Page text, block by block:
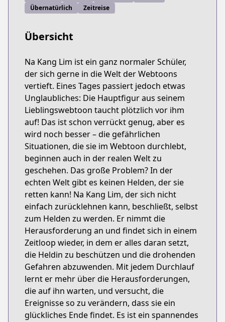
Übernatürlich
Zeitreise
Übersicht
Na Kang Lim ist ein ganz normaler Schüler,
der sich gerne in die Welt der Webtoons
vertieft. Eines Tages passiert jedoch etwas
Unglaubliches: Die Hauptfigur aus seinem
Lieblingswebtoon taucht plötzlich vor ihm
auf! Das ist schon verrückt genug, aber es
wird noch besser – die gefährlichen
Situationen, die sie im Webtoon durchlebt,
beginnen auch in der realen Welt zu
geschehen. Das große Problem? In der
echten Welt gibt es keinen Helden, der sie
retten kann! Na Kang Lim, der sich nicht
einfach zurücklehnen kann, beschließt, selbst
zum Helden zu werden. Er nimmt die
Herausforderung an und findet sich in einem
Zeitloop wieder, in dem er alles daran setzt,
die Heldin zu beschützen und die drohenden
Gefahren abzuwenden. Mit jedem Durchlauf
lernt er mehr über die Herausforderungen,
die auf ihn warten, und versucht, die
Ereignisse so zu verändern, dass sie ein
glückliches Ende findet. Es ist ein spannendes